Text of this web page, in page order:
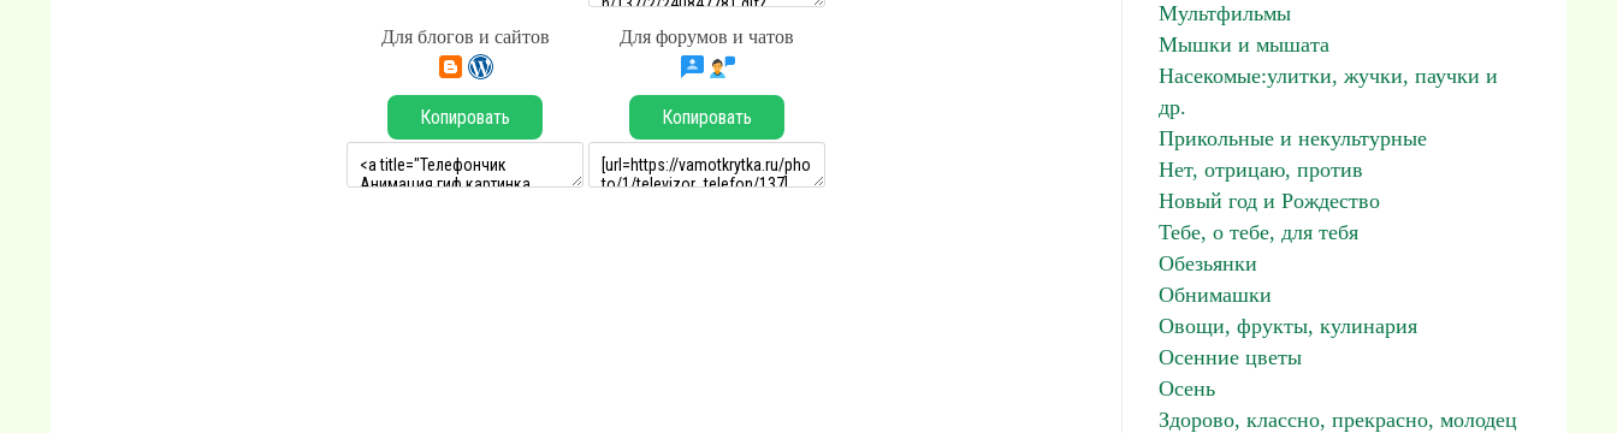
Для блогов и сайтов Для форумов и чатов
Копировать Копировать
Мультфильмы
Мышки и мышата
Насекомые:улитки, жучки, паучки и
др.
Прикольные и некультурные
Нет, отрицаю, против
Новый год и Рождество
Тебе, о тебе, для тебя
Обезьянки
Обнимашки
Овощи, фрукты, кулинария
Осенние цветы
Осень
Здорово, классно, прекрасно, молодец